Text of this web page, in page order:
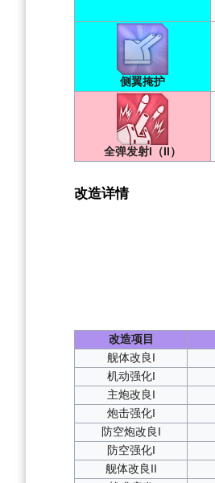
侧翼掩护
全弹发射I（II）
改造详情
改造项目
舰体改良I
机动强化I
主炮改良I
炮击强化I
防空炮改良I
防空强化I
舰体改良II